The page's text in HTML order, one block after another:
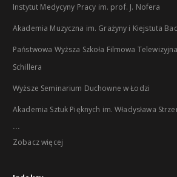
Instytut Medycyny Pracy im. prof. J. Nofera
Akademia Muzyczna im. Grażyny i Kiejstuta
Państwowa Wyższa Szkoła Filmowa
Schillera
Wyższe Seminarium Duchowne w Łodzi
Akademia Sztuk Pięknych im. Władysława
...
Zobacz więcej